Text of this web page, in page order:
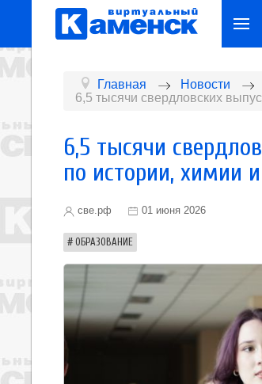
Главная Новости
6,5 тысячи свердловских
6,5 тысячи
по истории, химии
све.рф 01 июня 2026
ОБРАЗОВАНИЕ